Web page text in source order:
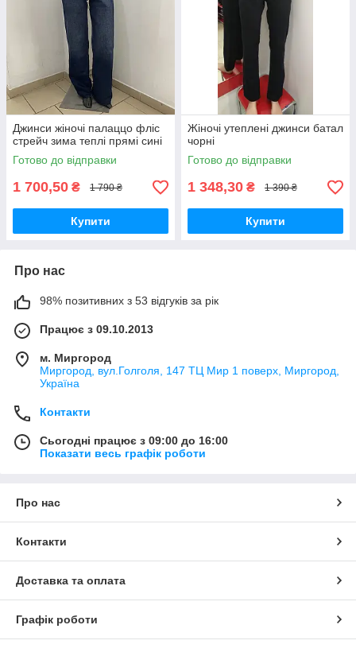
Джинси жіночі палаццо фліс
стрейч зима теплі прямі сині
Готово до відправки
1 700,50 ₴ 1 790 ₴
Купити
Жіночі утеплені джинси батал
чорні
Готово до відправки
1 348,30 ₴ 1 390 ₴
Купити
Про нас
98% позитивних з 53 відгуків за рік
Працює з 09.10.2013
м. Миргород
Миргород, вул.Голголя, 147 ТЦ Мир 1 поверх, Миргород,
Україна
Контакти
Сьогодні працює з 09:00 до 16:00
Показати весь графік роботи
Про нас
Контакти
Доставка та оплата
Графік роботи